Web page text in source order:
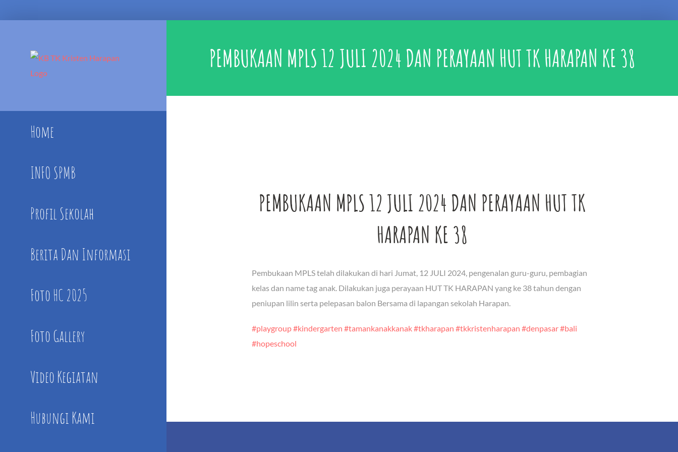
Home
INFO SPMB
Profil Sekolah
Berita Dan Informasi
Foto HC 2025
Foto Gallery
Video Kegiatan
Hubungi Kami
PEMBUKAAN MPLS 12 JULI 2024 DAN PERAYAAN HUT TK HARAPAN KE 38
PEMBUKAAN MPLS 12 JULI 2024 DAN PERAYAAN HUT TK
HARAPAN KE 38
Pembukaan MPLS telah dilakukan di hari Jumat, 12 JULI 2024, pengenalan guru-guru, pembagian
kelas dan name tag anak. Dilakukan juga perayaan HUT TK HARAPAN yang ke 38 tahun dengan
peniupan lilin serta pelepasan balon Bersama di lapangan sekolah Harapan.
#playgroup#kindergarten #tamankanakkanak#tkharapan #tkkristenharapan #denpasar#bali
#hopeschool